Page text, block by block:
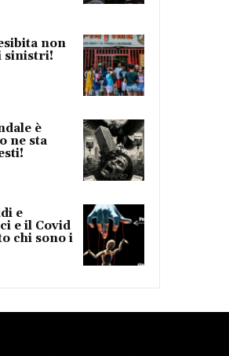
non
sinistri!
è
ne sta
e
e il Covid
chi sono i